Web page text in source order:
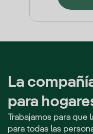
La
para
Trabajamos para que
para todas las